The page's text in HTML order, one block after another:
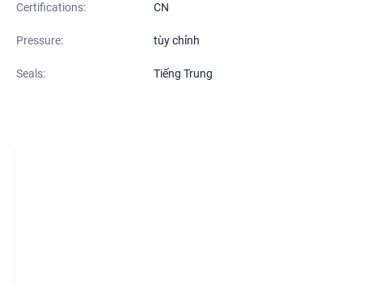
Certifications: CN
Pressure: tùy chỉnh
Seals: Tiếng Trung